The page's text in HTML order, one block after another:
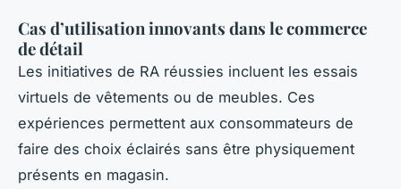
Cas d’utilisation innovants dans le commerce
de détail
Les initiatives de RA réussies incluent les essais
virtuels de vêtements ou de meubles. Ces
expériences permettent aux consommateurs de
faire des choix éclairés sans être physiquement
présents en magasin.